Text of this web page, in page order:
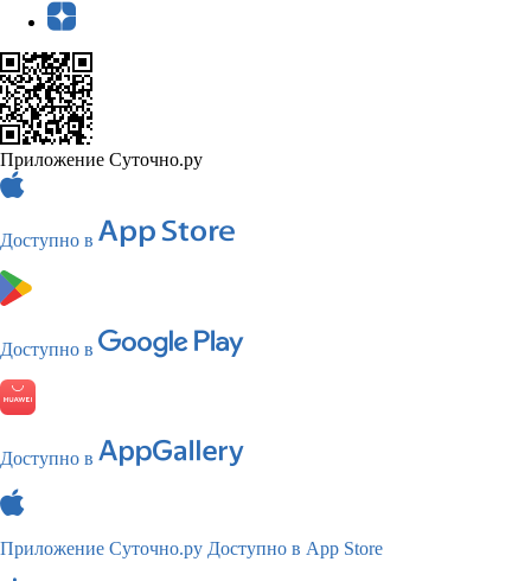
Приложение Суточно.ру
Доступно в
Доступно в
Доступно в
Приложение Суточно.ру Доступно в App Store